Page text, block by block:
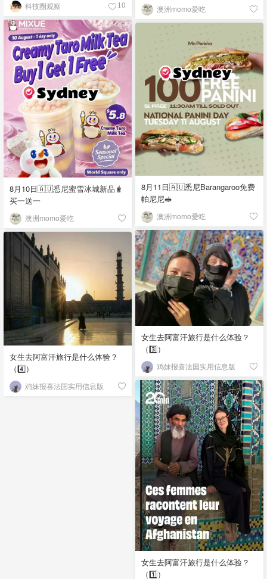
科技圈观察 10 澳洲momo爱吃
8月10日🇦🇺悉尼蜜雪冰城新品🧋
买一送一
澳洲momo爱吃
8月11日🇦🇺悉尼Barangaroo免费
帕尼尼🥪
澳洲momo爱吃
女生去阿富汗旅行是什么体验？
（3️⃣）
鸡妹报喜法国实用信息版
女生去阿富汗旅行是什么体验？
（4️⃣）
鸡妹报喜法国实用信息版
女生去阿富汗旅行是什么体验？
（1️⃣）